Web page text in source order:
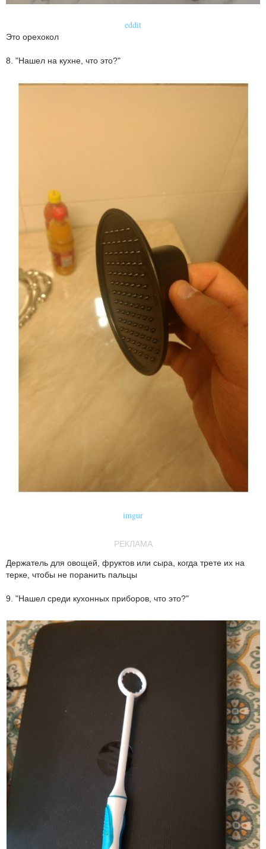
eddit
Это орехокол
8. "Нашел на кухне, что это?"
imgur
РЕКЛАМА
Держатель для овощей, фруктов или сыра, когда трете их на
терке, чтобы не поранить пальцы
9. "Нашел среди кухонных приборов, что это?"